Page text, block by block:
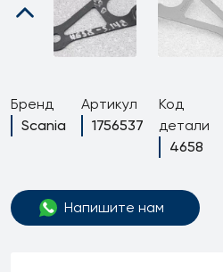
Бренд
Scania
Артикул
1756537
Код
детали
4658
Напишите нам